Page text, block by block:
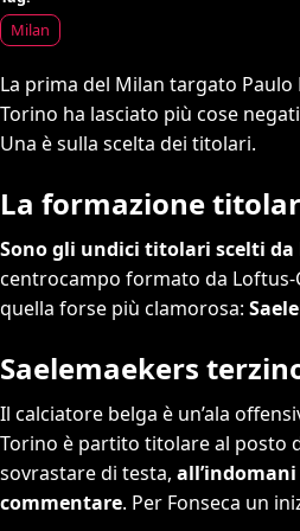
Milan
La prima del Milan targato
Torino ha lasciato più cose
Una è sulla scelta dei titolari.
La formazione
Sono gli undici titolari scelti da
centrocampo formato da
quella forse più clamorosa:
Saelemaekers
Il calciatore belga è un’ala
Torino è partito titolare al posto
sovrastare di testa,
commentare. Per Fonseca un